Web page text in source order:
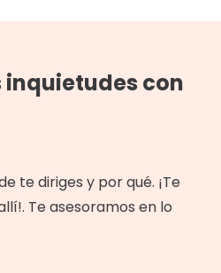
con
te diriges y por qué. ¡Te
Te asesoramos en lo